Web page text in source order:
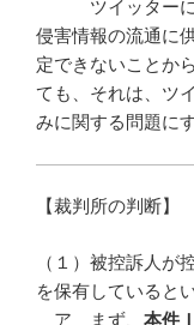
ツイッターによ
侵害情報の流通に
定できないことか
ても、それは、ツ
みに関する問題に
【裁判所の判断】
（１）被控訴人が
を保有していると
ア まず、 本件